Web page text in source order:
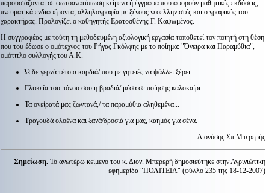
παρουσιάζονται σε φωτοανατύπωση κείμενα ή έγγραφα που αφορούν μαθητικές εκδόσεις,
πνευματικά ενδιαφέροντα, αλληλογραφία με ξένους νεοελληνιστές και ο γραφικός του
χαρακτήρας. Προλογίζει ο καθηγητής Ερατοσθένης Γ. Καψωμένος.
Η συγγραφέας με τούτη τη μεθοδευμένη αξιολογική εργασία τοποθετεί τον ποιητή στη θέση
που του έδωσε ο ομότεχνος του Ρήγας Γκόλφης με το ποίημα: "Όνειρα και Παραμύθια",
ομότιτλο συλλογής του Α.Κ.
Ώ δε γερνά τέτοια καρδιά/ που με γητειές να ψάλλει ξέρει.
Γλυκεία του πόνου σου η βραδιά/ μέσα σε ποίησης καλοκαίρι.
Τα ονείρατά μας ζωντανά,/ τα παραμύθια αληθεμένα...
Τραγουδά ολοένα και ξανά/δροσιά για μας, καημός για σένα.
Διονύσης Σπ.Μπερερής
Σημείωση. Το ανωτέρω κείμενο του κ. Διον. Μπερερή δημοσιεύτηκε στην Αγρινιώτικη
εφημερίδα "ΠΟΛΙΤΕΙΑ" (φύλλο 235 της 18-12-2007)